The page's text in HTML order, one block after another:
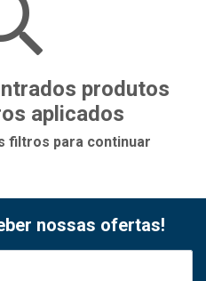
produtos
aplicados
filtros para continuar
nossas ofertas!